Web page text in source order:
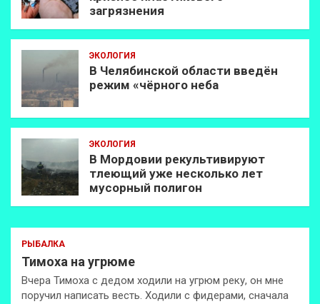
загрязнения
ЭКОЛОГИЯ
В Челябинской области введён
режим «чёрного неба
ЭКОЛОГИЯ
В Мордовии рекультивируют
тлеющий уже несколько лет
мусорный полигон
РЫБАЛКА
Тимоха на угрюме
Вчера Тимоха с дедом ходили на угрюм реку, он мне
поручил написать весть. Ходили с фидерами, сначала